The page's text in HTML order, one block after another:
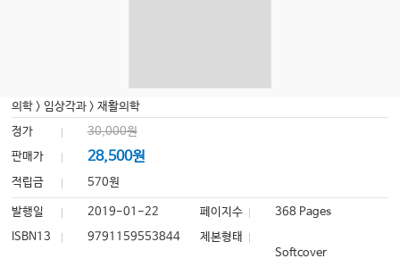
의학 > 임상각과 >재활의학
정가
30,000원
판매가
28,500원
적립금 570원
발행일 2019-01-22 페이지수
368 Pages
ISBN13
9791159553844
제본형태
Softcover